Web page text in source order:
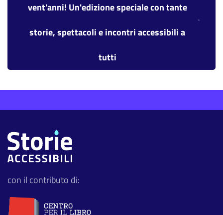
vent'anni! Un'edizione speciale con tante
storie, spettacoli e incontri accessibili a
tutti
con il contributo di: